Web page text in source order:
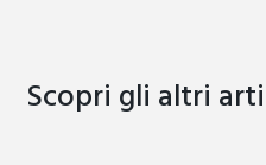
Scopri gli altri